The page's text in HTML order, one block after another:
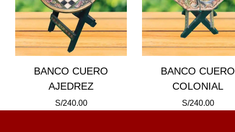
BANCO CUERO
AJEDREZ
S/240.00
BANCO CUERO
COLONIAL
S/240.00